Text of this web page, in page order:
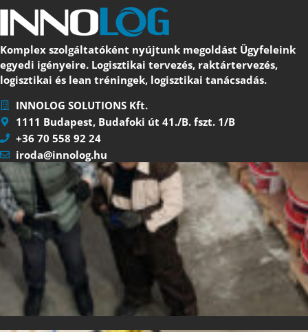
iroda@innolog.hu